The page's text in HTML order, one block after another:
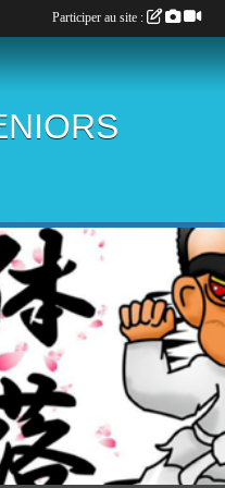
Participer au site :